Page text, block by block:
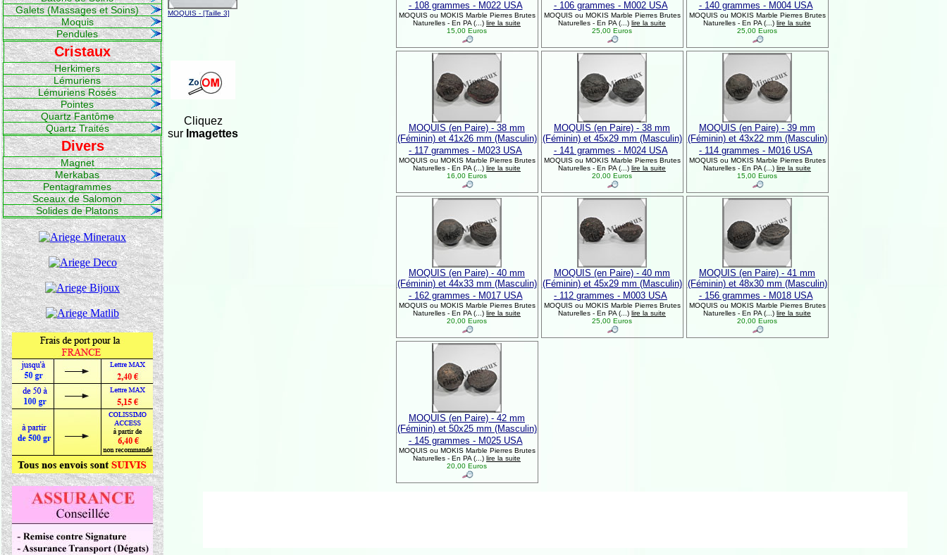
Galets (Massages et Soins)
Moquis
Pendules
Cristaux
Herkimers
Lémuriens
Lémuriens Rosés
Pointes
Quartz Fantôme
Quartz Traités
Divers
Magnet
Merkabas
Pentagrammes
Sceaux de Salomon
Solides de Platons
MOQUIS - [Taille 3]
Cliquez
sur Imagettes
- 108 grammes - M022 USA
MOQUIS ou MOKIS Marble Pierres Brutes
Naturelles - En PA (...) lire la suite
15,00 Euros
- 106 grammes - M002 USA
MOQUIS ou MOKIS Marble Pierres Brutes
Naturelles - En PA (...) lire la suite
25,00 Euros
- 140 grammes - M004 USA
MOQUIS ou MOKIS Marble Pierres Brutes
Naturelles - En PA (...) lire la suite
25,00 Euros
MOQUIS (en Paire) - 38 mm
(Féminin) et 41x26 mm (Masculin)
- 117 grammes - M023 USA
MOQUIS ou MOKIS Marble Pierres Brutes
Naturelles - En PA (...) lire la suite
16,00 Euros
MOQUIS (en Paire) - 38 mm
(Féminin) et 45x29 mm (Masculin)
- 141 grammes - M024 USA
MOQUIS ou MOKIS Marble Pierres Brutes
Naturelles - En PA (...) lire la suite
20,00 Euros
MOQUIS (en Paire) - 39 mm
(Féminin) et 43x22 mm (Masculin)
- 114 grammes - M016 USA
MOQUIS ou MOKIS Marble Pierres Brutes
Naturelles - En PA (...) lire la suite
15,00 Euros
MOQUIS (en Paire) - 40 mm
(Féminin) et 44x33 mm (Masculin)
- 162 grammes - M017 USA
MOQUIS ou MOKIS Marble Pierres Brutes
Naturelles - En PA (...) lire la suite
20,00 Euros
MOQUIS (en Paire) - 40 mm
(Féminin) et 45x29 mm (Masculin)
- 112 grammes - M003 USA
MOQUIS ou MOKIS Marble Pierres Brutes
Naturelles - En PA (...) lire la suite
25,00 Euros
MOQUIS (en Paire) - 41 mm
(Féminin) et 48x30 mm (Masculin)
- 156 grammes - M018 USA
MOQUIS ou MOKIS Marble Pierres Brutes
Naturelles - En PA (...) lire la suite
20,00 Euros
MOQUIS (en Paire) - 42 mm
(Féminin) et 50x25 mm (Masculin)
- 145 grammes - M025 USA
MOQUIS ou MOKIS Marble Pierres Brutes
Naturelles - En PA (...) lire la suite
20,00 Euros